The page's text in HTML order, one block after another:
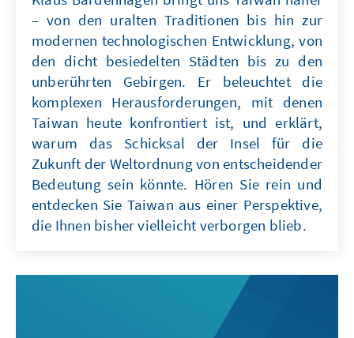
– von den uralten Traditionen bis hin zur
modernen technologischen Entwicklung, von
den dicht besiedelten Städten bis zu den
unberührten Gebirgen. Er beleuchtet die
komplexen Herausforderungen, mit denen
Taiwan heute konfrontiert ist, und erklärt,
warum das Schicksal der Insel für die
Zukunft der Weltordnung von entscheidender
Bedeutung sein könnte. Hören Sie rein und
entdecken Sie Taiwan aus einer Perspektive,
die Ihnen bisher vielleicht verborgen blieb.